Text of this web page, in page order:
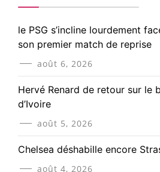
le PSG s’incline lourdement
son premier match de reprise
août 6, 2026
Hervé Renard de retour sur le
d’Ivoire
août 5, 2026
Chelsea déshabille encore
août 4, 2026